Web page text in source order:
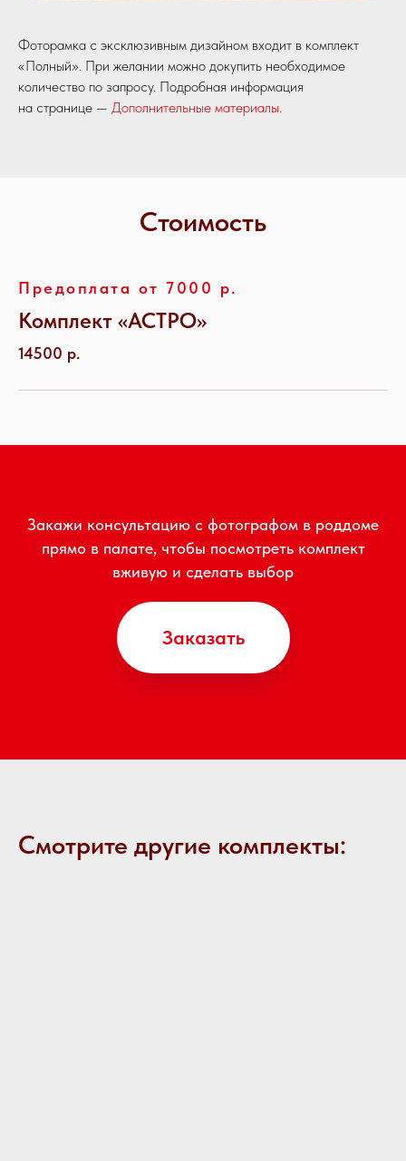
Фоторамка с эксклюзивным дизайном входит в комплект
«Полный». При желании можно докупить необходимое
количество по запросу. Подробная информация
на странице — Дополнительные материалы
Стоимость
Предоплата от 7000 р.
Комплект «АСТРО»
14500 р.
Закажи консультацию с фотографом в роддоме
прямо в палате, чтобы посмотреть комплект
вживую и сделать выбор
Заказать
Смотрите другие комплекты: